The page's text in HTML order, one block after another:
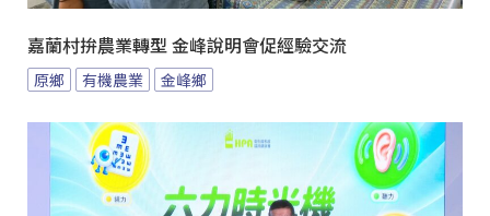
嘉蘭村拚農業轉型 金峰說明會促經驗交流
原鄉 有機農業 金峰鄉